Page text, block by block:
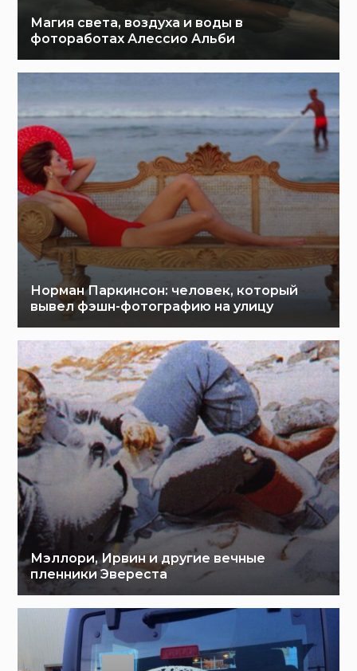
Магия света, воздуха и воды в
фотоработах Алессио Альби
Норман Паркинсон: человек, который
вывел фэшн-фотографию на улицу
Мэллори, Ирвин и другие вечные
пленники Эвереста